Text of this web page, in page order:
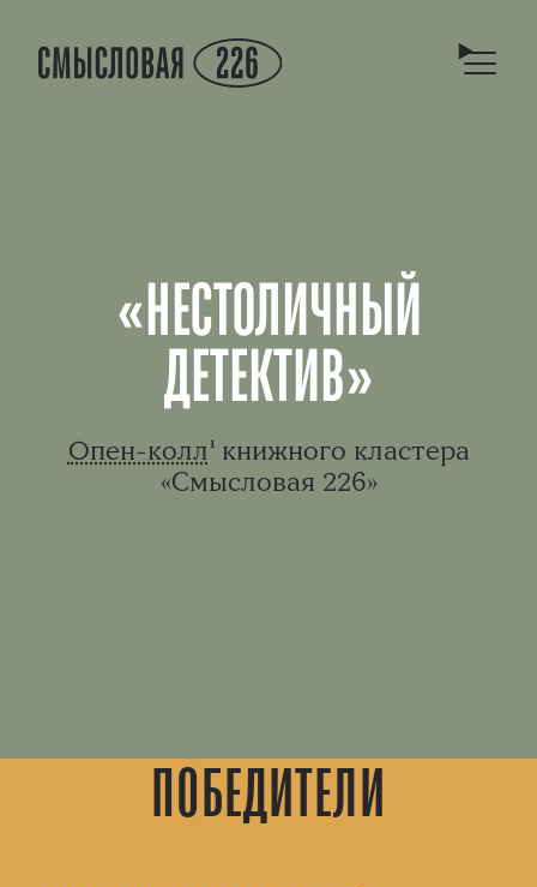
«НЕСТОЛИЧНЫЙ
ДЕТЕКТИВ»
Опен-колл¹ книжного кластера
«Смысловая 226»
ПОБЕДИТЕЛИ